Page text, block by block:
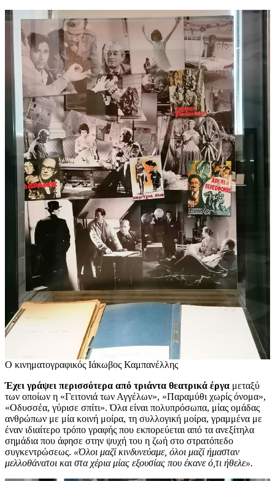
Ο κινηματογραφικός Ιάκωβος Καμπανέλλης
Έχει γράψει περισσότερα από τριάντα θεατρικά έργα μεταξύ
των οποίων η «Γειτονιά των Αγγέλων», «Παραμύθι χωρίς όνομα»,
«Οδυσσέα, γύρισε σπίτι». Όλα είναι πολυπρόσωπα, μίας ομάδας
ανθρώπων με μία κοινή μοίρα, τη συλλογική μοίρα, γραμμένα με
έναν ιδιαίτερο τρόπο γραφής που εκπορεύεται από τα ανεξίτηλα
σημάδια που άφησε στην ψυχή του η ζωή στο στρατόπεδο
συγκεντρώσεως. «Όλοι μαζί κινδυνεύαμε, όλοι μαζί ήμασταν
μελλοθάνατοι και στα χέρια μίας εξουσίας που έκανε ό,τι ήθελε».